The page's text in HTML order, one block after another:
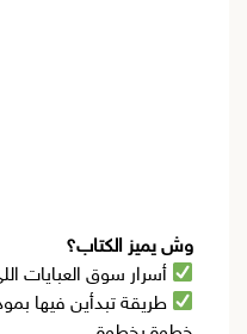
وش يميز الكتاب؟
أسرار سوق العبايات
طريقة تبدأين فيها